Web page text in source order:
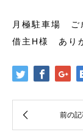
月極駐車場 ご
借主H様 あり